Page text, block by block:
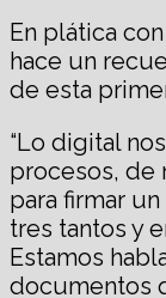
En plática con
hace un
de esta
“Lo digital
procesos, de
para firmar
tres tantos y
Estamos
documentos